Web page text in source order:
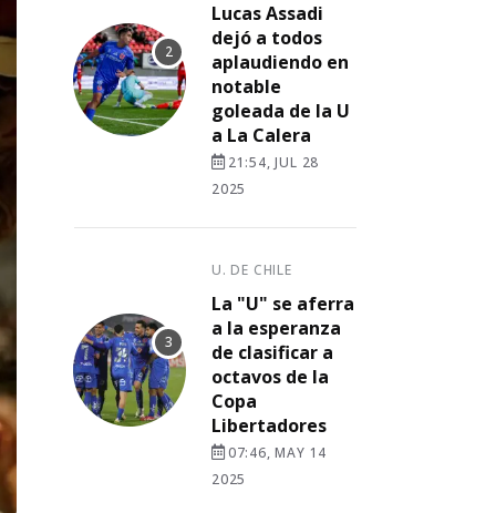
Lucas Assadi
dejó a todos
aplaudiendo en
notable
goleada de la U
a La Calera
21:54, JUL 28
2025
U. DE CHILE
La "U" se aferra
a la esperanza
de clasificar a
octavos de la
Copa
Libertadores
07:46, MAY 14
2025